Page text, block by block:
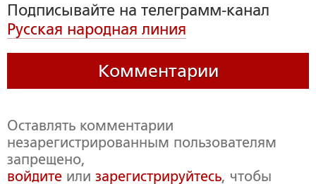
Подписывайте на телеграмм-канал
Русская народная линия
Комментарии
Оставлять комментарии
незарегистрированным пользователям
запрещено,
войдите или зарегистрируйтесь, чтобы